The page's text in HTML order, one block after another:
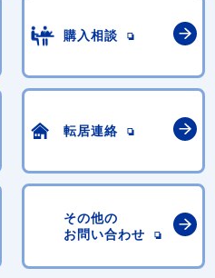
購入相談
転居連絡
その他の
お問い合わせ